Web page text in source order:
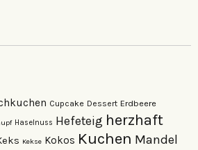
Cupcake Dessert Erdbeere
Haselnuss Hefeteig herzhaft
Kekse Kokos Kuchen Mandel